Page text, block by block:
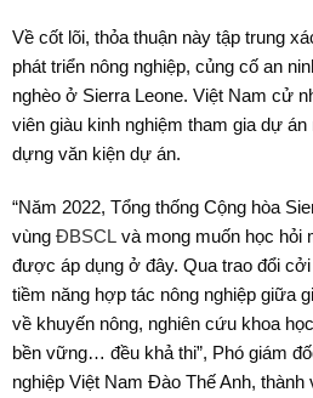
Về cốt lõi, thỏa thuận này tập trung
phát triển nông nghiệp, củng cố an
nghèo ở Sierra Leone. Việt Nam cử
viên giàu kinh nghiệm tham gia dự
dựng văn kiện dự án.
“Năm 2022, Tổng thống Cộng hòa
vùng ĐBSCL và mong muốn học hỏi
được áp dụng ở đây. Qua trao đổi
tiềm năng hợp tác nông nghiệp giữa
về khuyến nông, nghiên cứu khoa
bền vững… đều khả thi”, Phó giám
nghiệp Việt Nam Đào Thế Anh, thành